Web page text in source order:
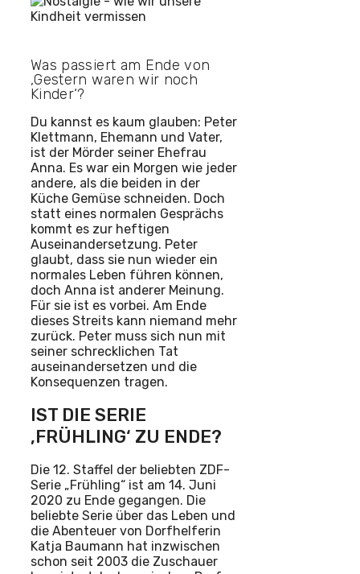
Was passiert am Ende von
‚Gestern waren wir noch
Kinder‘?
Du kannst es kaum glauben: Peter
Klettmann, Ehemann und Vater,
ist der Mörder seiner Ehefrau
Anna. Es war ein Morgen wie jeder
andere, als die beiden in der
Küche Gemüse schneiden. Doch
statt eines normalen Gesprächs
kommt es zur heftigen
Auseinandersetzung. Peter
glaubt, dass sie nun wieder ein
normales Leben führen können,
doch Anna ist anderer Meinung.
Für sie ist es vorbei. Am Ende
dieses Streits kann niemand mehr
zurück. Peter muss sich nun mit
seiner schrecklichen Tat
auseinandersetzen und die
Konsequenzen tragen.
IST DIE SERIE
‚FRÜHLING‘ ZU ENDE?
Die 12. Staffel der beliebten ZDF-
Serie „Frühling“ ist am 14. Juni
2020 zu Ende gegangen. Die
beliebte Serie über das Leben und
die Abenteuer von Dorfhelferin
Katja Baumann hat inzwischen
schon seit 2003 die Zuschauer